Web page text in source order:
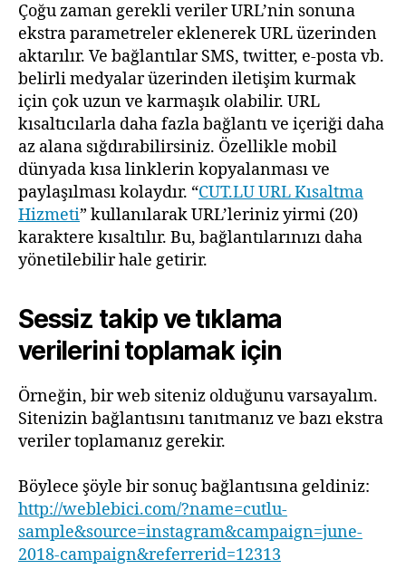
Çoğu zaman gerekli veriler URL’nin sonuna
ekstra parametreler eklenerek URL üzerinden
aktarılır. Ve bağlantılar SMS, twitter, e-posta vb.
belirli medyalar üzerinden iletişim kurmak
için çok uzun ve karmaşık olabilir. URL
kısaltıcılarla daha fazla bağlantı ve içeriği daha
az alana sığdırabilirsiniz. Özellikle mobil
dünyada kısa linklerin kopyalanması ve
paylaşılması kolaydır. “CUT.LU URL Kısaltma
Hizmeti” kullanılarak URL’leriniz yirmi (20)
karaktere kısaltılır. Bu, bağlantılarınızı daha
yönetilebilir hale getirir.
Sessiz takip ve tıklama
verilerini toplamak için
Örneğin, bir web siteniz olduğunu varsayalım.
Sitenizin bağlantısını tanıtmanız ve bazı ekstra
veriler toplamanız gerekir.
Böylece şöyle bir sonuç bağlantısına geldiniz:
http://weblebici.com/?name=cutlu-
sample&source=instagram&campaign=june-
2018-campaign&referrerid=12313